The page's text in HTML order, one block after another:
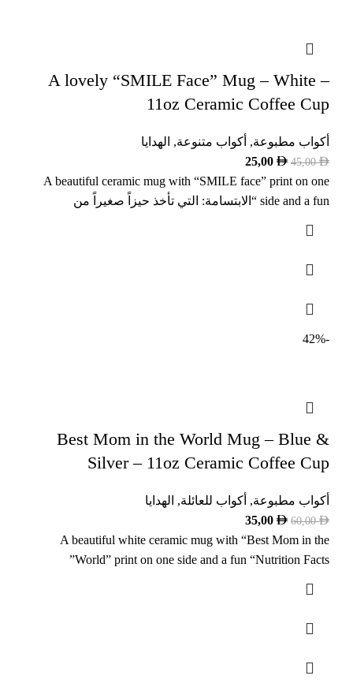
A lovely “SMILE Face” Mug – White –
11oz Ceramic Coffee Cup
أكواب مطبوعة, أكواب متنوعة, الهدايا
45,00
25,00
A beautiful ceramic mug with “SMILE face” print on one
side and a fun “الابتسامة: التي تأخذ حيزاً صغيراً من
-42%
Best Mom in the World Mug – Blue &
Silver – 11oz Ceramic Coffee Cup
أكواب مطبوعة, أكواب للعائلة, الهدايا
60,00
35,00
A beautiful white ceramic mug with “Best Mom in the
World” print on one side and a fun “Nutrition Facts”